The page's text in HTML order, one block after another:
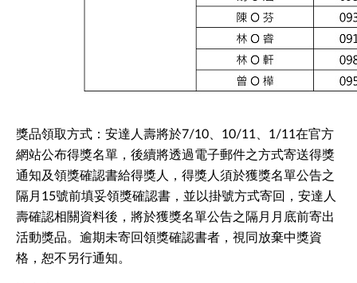
獎品領取方式：安達人壽將於7/10、10/11、1/11在官方
網站公布得獎名單，後續將透過電子郵件之方式寄送得獎
通知及領獎確認書給得獎人，得獎人須於獲獎名單公告之
隔月15號前填妥領獎確認書，並以掛號方式寄回，安達人
壽確認相關資料後，將於獲獎名單公告之隔月月底前寄出
活動獎品。逾期未寄回領獎確認書者，視同放棄中獎資
格，恕不另行通知。